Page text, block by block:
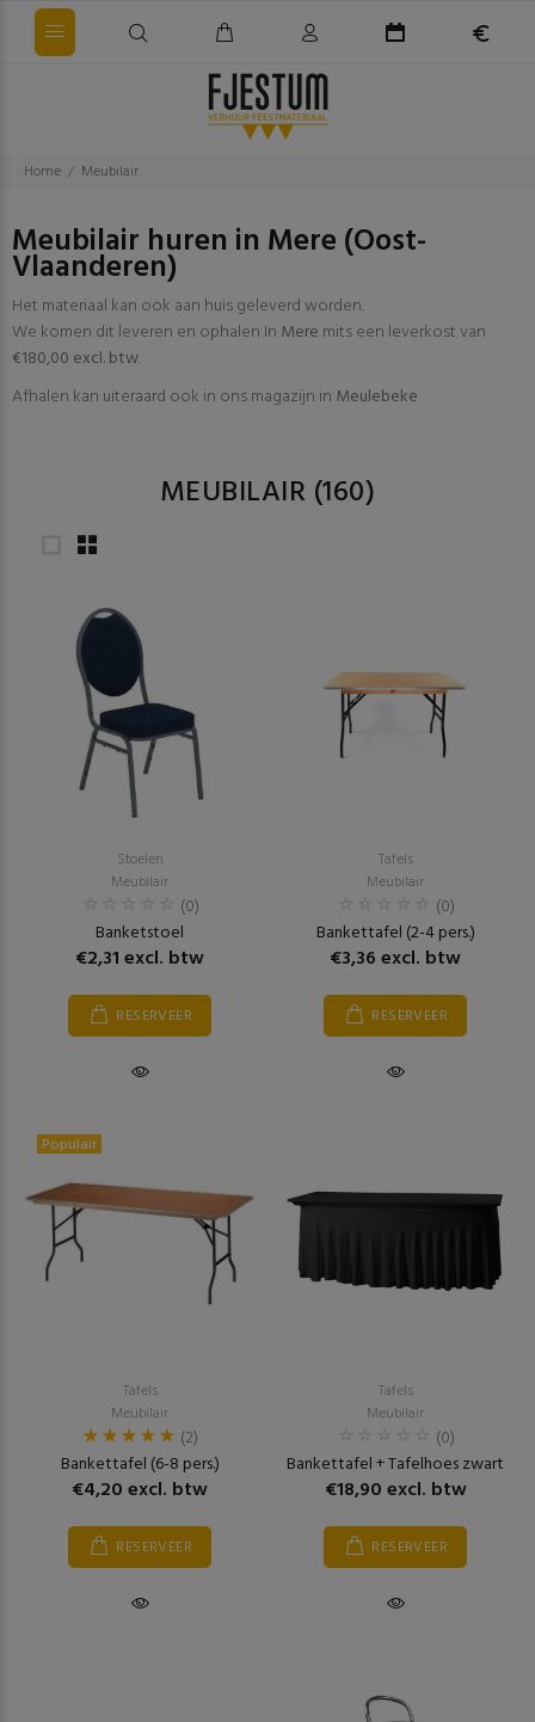
Home Meubilair
Meubilair huren in Mere (Oost-
Vlaanderen)
Het materiaal kan ook aan huis geleverd worden.
We komen dit leveren en ophalen In Mere mits een leverkost van
€180,00 excl. btw.
Afhalen kan uiteraard ook in ons magazijn in Meulebeke
MEUBILAIR (160)
Stoelen
Meubilair
(0)
Banketstoel
€2,31 excl. btw
RESERVEER
Tafels
Meubilair
(0)
Bankettafel (2-4 pers.)
€3,36 excl. btw
RESERVEER
Populair
Tafels
Meubilair
(2)
Bankettafel (6-8 pers.)
€4,20 excl. btw
RESERVEER
Tafels
Meubilair
(0)
Bankettafel + Tafelhoes zwart
€18,90 excl. btw
RESERVEER